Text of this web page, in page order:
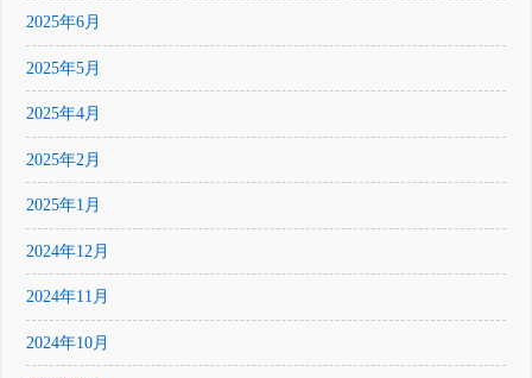
2025年6月
2025年5月
2025年4月
2025年2月
2025年1月
2024年12月
2024年11月
2024年10月